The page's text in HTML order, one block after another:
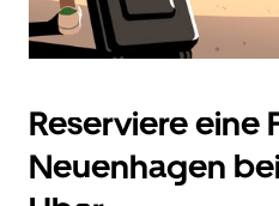
Reserviere eine
Neuenhagen